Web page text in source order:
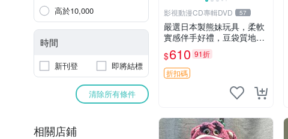
高於10,000
時間
新刊登 即將結標
清除所有條件
相關店鋪
影視動漫CD專輯DVD 57
嚴選日本製熊妹玩具，柔軟
實感伴手好禮，豆袋質地手
感佳，抱枕小熊 recom 推薦
白色豆袋 玩具
$610 91折
折扣碼